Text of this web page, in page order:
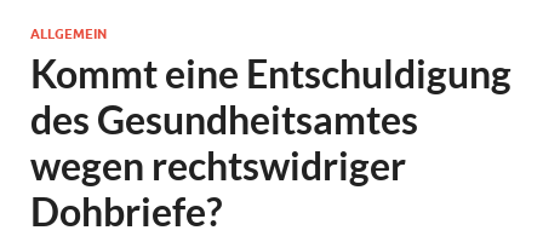
ALLGEMEIN
Kommt eine Entschuldigung
des Gesundheitsamtes
wegen rechtswidriger
Dohbriefe?